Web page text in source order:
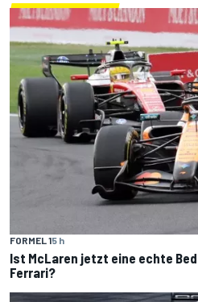
FORMEL 15 h
Ist McLaren jetzt eine echte
Ferrari?